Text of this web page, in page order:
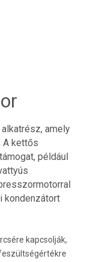
amely
A kettős
például
kondenzátort
kapcsolják,